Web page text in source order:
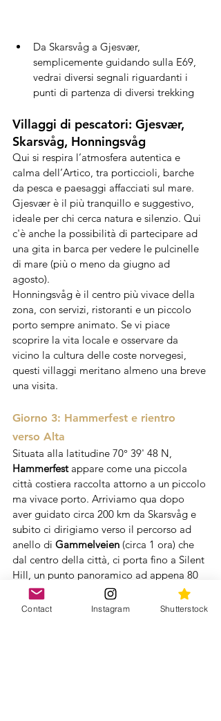
Da Skarsvåg a Gjesvær,
semplicemente guidando sulla E69,
vedrai diversi segnali riguardanti i
punti di partenza di diversi trekking
Villaggi di pescatori: Gjesvær,
Skarsvåg, Honningsvåg
Qui si respira l’atmosfera autentica e
calma dell’Artico, tra porticcioli, barche
da pesca e paesaggi affacciati sul mare.
Gjesvær è il più tranquillo e suggestivo,
ideale per chi cerca natura e silenzio. Qui
c'è anche la possibilità di partecipare ad
una gita in barca per vedere le pulcinelle
di mare (più o meno da giugno ad
agosto).
Honningsvåg è il centro più vivace della
zona, con servizi, ristoranti e un piccolo
porto sempre animato. Se vi piace
scoprire la vita locale e osservare da
vicino la cultura delle coste norvegesi,
questi villaggi meritano almeno una breve
una visita.
Giorno 3: Hammerfest e rientro
verso Alta
Situata alla latitudine 70° 39' 48 N,
Hammerfest appare come una piccola
città costiera raccolta attorno a un piccolo
ma vivace porto. Arriviamo qua dopo
aver guidato circa 200 km da Skarsvåg e
subito ci dirigiamo verso il percorso ad
anello di Gammelveien (circa 1 ora) che
dal centro della città, ci porta fino a Silent
Hill, un punto panoramico ad appena 80
metri di altezza sulla città dove si può
ammirare una bella vista sulla città e
Contact Instagram Shutterstock